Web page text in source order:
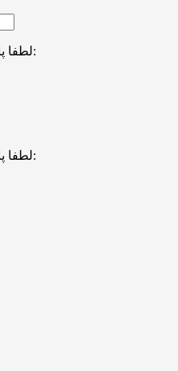
لطفا پاسخ را به عدد انگلیسی وارد کنید:
لطفا پاسخ را به عدد انگلیسی وارد کنید: